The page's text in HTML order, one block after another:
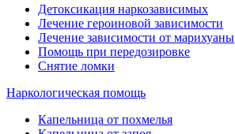
Детоксикация наркозависимых
Лечение героиновой зависимости
Лечение зависимости от марихуаны
Помощь при передозировке
Снятие ломки
Наркологическая помощь
Капельница от похмелья